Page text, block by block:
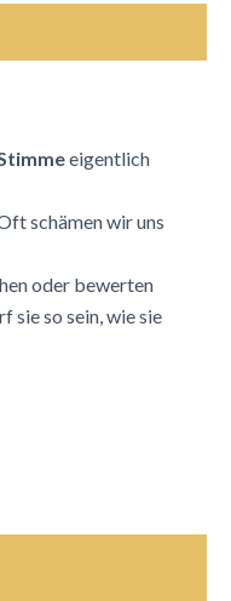
eigentlich
schämen wir uns
oder bewerten
sie so sein, wie sie